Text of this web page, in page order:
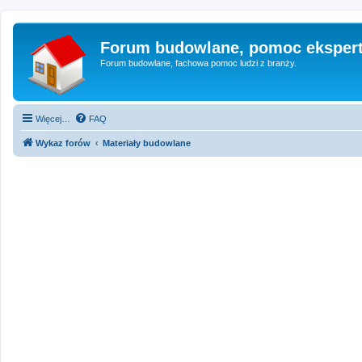
Forum budowlane, pomoc
Forum budowlane, fachowa pomoc ludzi z branży.
Więcej… FAQ
Wykaz forów Materiały budowlane